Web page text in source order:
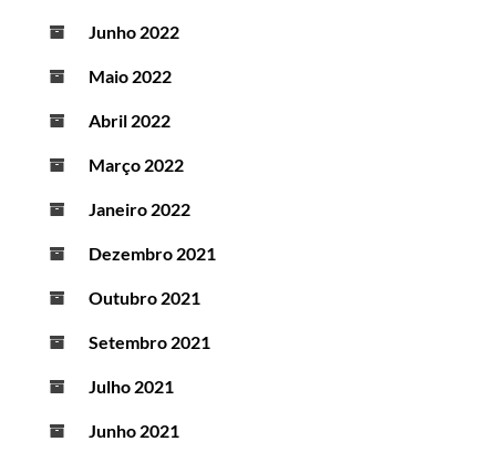
Junho 2022
Maio 2022
Abril 2022
Março 2022
Janeiro 2022
Dezembro 2021
Outubro 2021
Setembro 2021
Julho 2021
Junho 2021